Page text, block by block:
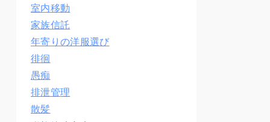
室内移動
家族信託
年寄りの洋服選び
徘徊
愚痴
排泄管理
散髪